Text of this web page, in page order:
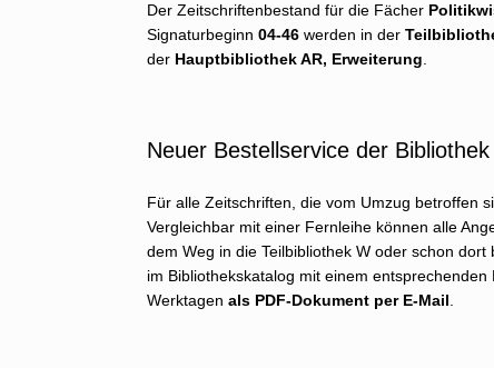
Der Zeitschriftenbestand für die Fächer
Signaturbeginn 04-46 werden in der
der Hauptbibliothek AR, Erweiterung.
Neuer Bestellservice der Bibliothek
Für alle Zeitschriften, die vom Umzug betroffen
Vergleichbar mit einer Fernleihe können alle
dem Weg in die Teilbibliothek W oder schon dort
im Bibliothekskatalog mit einem
Werktagen als PDF-Dokument per E-Mail